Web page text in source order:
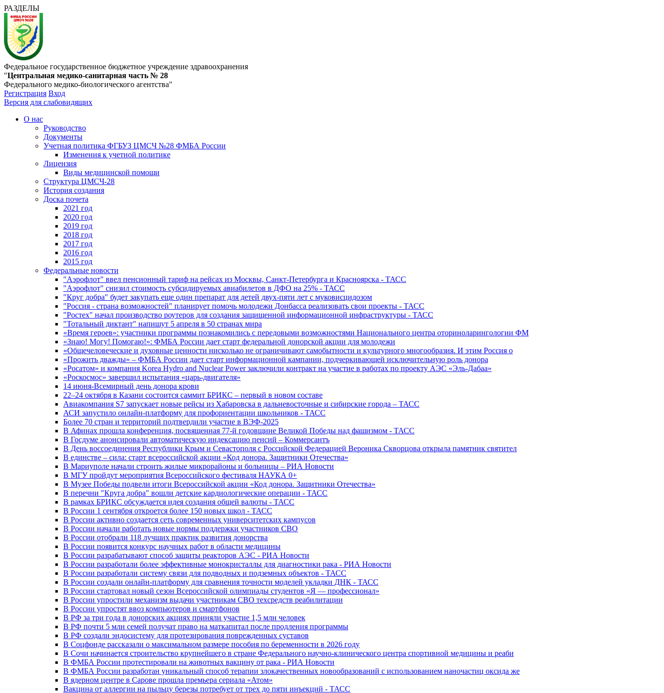
РАЗДЕЛЫ
Федеральное государственное бюджетное учреждение здравоохранения
"Центральная медико-санитарная часть № 28
Федерального медико-биологического агентства"
Регистрация Вход
Версия для слабовидящих
О нас
Руководство
Документы
Учетная политика ФГБУЗ ЦМСЧ №28 ФМБА России
Изменения к учетной политике
Лицензия
Виды медицинской помощи
Структура ЦМСЧ-28
История создания
Доска почета
2021 год
2020 год
2019 год
2018 год
2017 год
2016 год
2015 год
Федеральные новости
"Аэрофлот" ввел пенсионный тариф на рейсах из Москвы, Санкт-Петербурга и Красноярска - ТАСС
"Аэрофлот" снизил стоимость субсидируемых авиабилетов в ДФО на 25% - ТАСС
"Круг добра" будет закупать еще один препарат для детей двух-пяти лет с муковисцидозом
"Россия - страна возможностей" планирует помочь молодежи Донбасса реализовать свои проекты - ТАСС
"Ростех" начал производство роутеров для создания защищенной информационной инфраструктуры - ТАСС
"Тотальный диктант" напишут 5 апреля в 50 странах мира
«Время героев»: участники программы познакомились с передовыми возможностями Национального центра оториноларингологии ФМ
«Знаю! Могу! Помогаю!»: ФМБА России дает старт федеральной донорской акции для молодежи
«Общечеловеческие и духовные ценности нисколько не ограничивают самобытности и культурного многообразия. И этим Россия о
«Прожить дважды» – ФМБА России дает старт информационной кампании, подчеркивающей исключительную роль донора
«Росатом» и компания Korea Hydro and Nuclear Power заключили контракт на участие в работах по проекту АЭС «Эль-Дабаа»
«Роскосмос» завершил испытания «царь-двигателя»
14 июня-Всемирный день донора крови
22–24 октября в Казани состоится саммит БРИКС – первый в новом составе
Авиакомпания S7 запускает новые рейсы из Хабаровска в дальневосточные и сибирские города – ТАСС
АСИ запустило онлайн-платформу для профориентации школьников - ТАСС
Более 70 стран и территорий подтвердили участие в ВЭФ-2025
В Афинах прошла конференция, посвященная 77-й годовщине Великой Победы над фашизмом - ТАСС
В Госдуме анонсировали автоматическую индексацию пенсий – Коммерсантъ
В День воссоединения Республики Крым и Севастополя с Российской Федерацией Вероника Скворцова открыла памятник святител
В единстве – сила: старт всероссийской акции «Код донора. Защитники Отечества»
В Мариуполе начали строить жилые микрорайоны и больницы – РИА Новости
В МГУ пройдут мероприятия Всероссийского фестиваля НАУКА 0+
В Музее Победы подвели итоги Всероссийской акции «Код донора. Защитники Отечества»
В перечни "Круга добра" вошли детские кардиологические операции - ТАСС
В рамках БРИКС обсуждается идея создания общей валюты - ТАСС
В России 1 сентября откроется более 150 новых школ - ТАСС
В России активно создается сеть современных университетских кампусов
В России начали работать новые нормы поддержки участников СВО
В России отобрали 118 лучших практик развития донорства
В России появится конкурс научных работ в области медицины
В России разрабатывают способ защиты реакторов АЭС - РИА Новости
В России разработали более эффективные монокристаллы для диагностики рака - РИА Новости
В России разработали систему связи для подводных и подземных объектов - ТАСС
В России создали онлайн-платформу для сравнения точности моделей укладки ДНК - ТАСС
В России стартовал новый сезон Всероссийской олимпиады студентов «Я — профессионал»
В России упростили механизм выдачи участникам СВО техсредств реабилитации
В России упростят ввоз компьютеров и смартфонов
В РФ за три года в донорских акциях приняли участие 1,5 млн человек
В РФ почти 5 млн семей получат право на маткапитал после продления программы
В РФ создали эндосистему для протезирования поврежденных суставов
В Соцфонде рассказали о максимальном размере пособия по беременности в 2026 году
В Сочи начинается строительство крупнейшего в стране Федерального научно-клинического центра спортивной медицины и реаби
В ФМБА России протестировали на животных вакцину от рака - РИА Новости
В ФМБА России разработан уникальный способ терапии злокачественных новообразований с использованием наночастиц оксида же
В ядерном центре в Сарове прошла премьера сериала «Атом»
Вакцина от аллергии на пыльцу березы потребует от трех до пяти инъекций - ТАСС